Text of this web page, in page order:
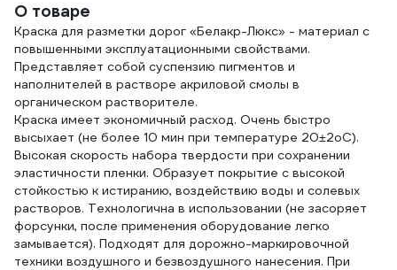
О товаре
Краска для разметки дорог «Белакр-Люкс» - материал с
повышенными эксплуатационными свойствами.
Представляет собой суспензию пигментов и
наполнителей в растворе акриловой смолы в
органическом растворителе.
Краска имеет экономичный расход. Очень быстро
высыхает (не более 10 мин при температуре 20±2оС).
Высокая скорость набора твердости при сохранении
эластичности пленки. Образует покрытие с высокой
стойкостью к истиранию, воздействию воды и солевых
растворов. Технологична в использовании (не засоряет
форсунки, после применения оборудование легко
замывается). Подходят для дорожно-маркировочной
техники воздушного и безвоздушного нанесения. При